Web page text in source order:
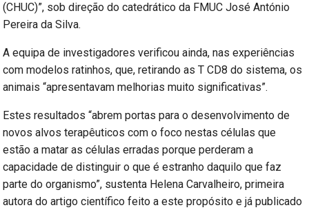
(CHUC)”, sob direção do catedrático da FMUC José António
Pereira da Silva.
A equipa de investigadores verificou ainda, nas experiências
com modelos ratinhos, que, retirando as T CD8 do sistema, os
animais “apresentavam melhorias muito significativas”.
Estes resultados “abrem portas para o desenvolvimento de
novos alvos terapêuticos com o foco nestas células que
estão a matar as células erradas porque perderam a
capacidade de distinguir o que é estranho daquilo que faz
parte do organismo”, sustenta Helena Carvalheiro, primeira
autora do artigo científico feito a este propósito e já publicado